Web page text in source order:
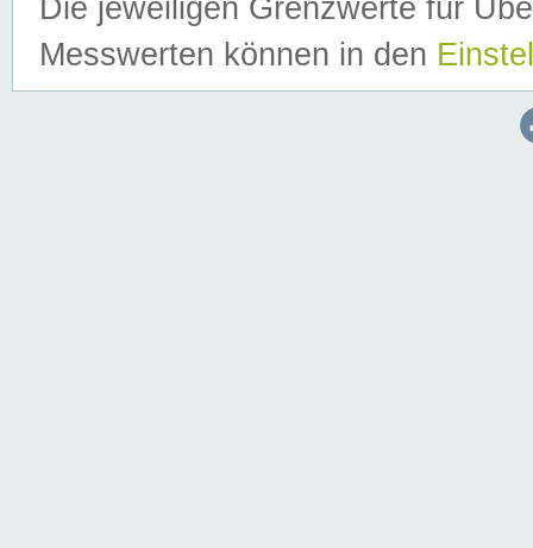
Die jeweiligen Grenzwerte für
Messwerten können in den